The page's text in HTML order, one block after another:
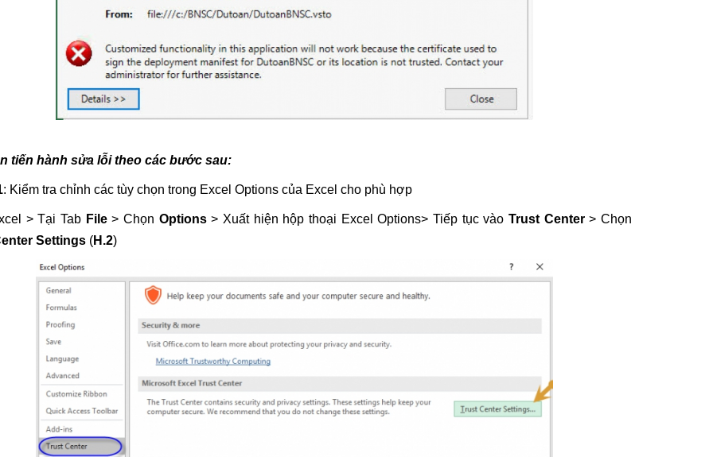
tiến hành sửa lỗi theo các bước sau:
: Kiểm tra chỉnh các tùy chọn trong Excel Options của Excel cho phù hợp
> Tại Tab File> Chọn Options> Xuất hiện hộp thoại Excel Options> Tiếp tục vào Trust Center> Chọn
Settings(H.2)